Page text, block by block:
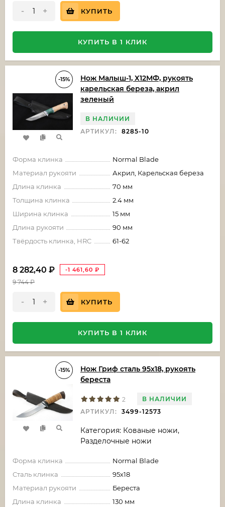
- + КУПИТЬ
КУПИТЬ В 1 КЛИК
-15%
Нож Малыш-1, Х12МФ, рукоять
карельская береза, акрил
зеленый
В НАЛИЧИИ
АРТИКУЛ:
8285-10
Форма клинка
Normal Blade
Материал рукояти
Акрил, Карельская береза
Длина клинка
70 мм
Толщина клинка
2.4 мм
Ширина клинка
15 мм
Длина рукояти
90 мм
Твёрдость клинка, HRC
61-62
8 282,40 ₽ -1 461,60 ₽
9 744₽
- + КУПИТЬ
КУПИТЬ В 1 КЛИК
-15%
Нож Гриф сталь 95х18, рукоять
береста
2
В НАЛИЧИИ
АРТИКУЛ:
3499-12573
Категория: Кованые ножи,
Разделочные ножи
Форма клинка
Normal Blade
Сталь клинка
95х18
Материал рукояти
Береста
Длина клинка
130 мм